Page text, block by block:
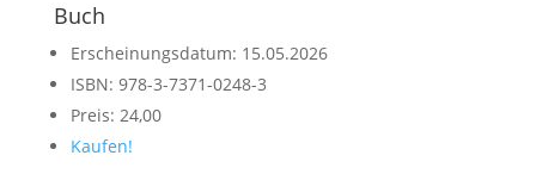
Buch
Erscheinungsdatum: 15.05.2026
ISBN: 978-3-7371-0248-3
Preis: 24,00
Kaufen!